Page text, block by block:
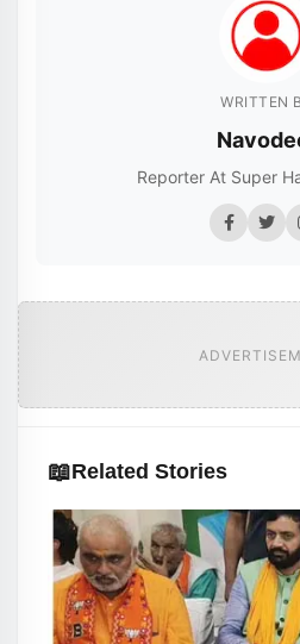
WRITTEN
Reporter At Super
📖Related Stories